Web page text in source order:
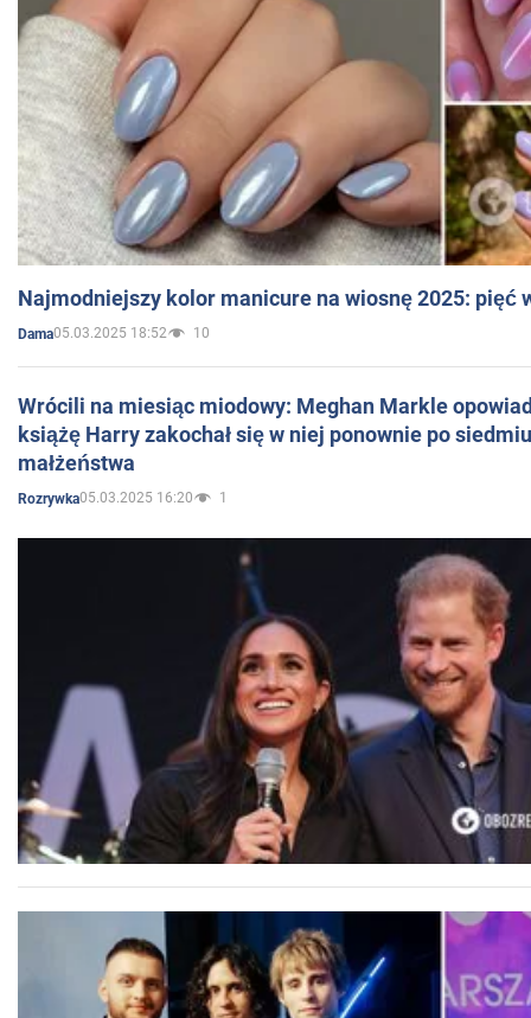
Najmodniejszy kolor manicure na wiosnę 2025: pięć
Dama05.03.2025 18:52 10
Wrócili na miesiąc miodowy: Meghan Markle
książę Harry zakochał się w niej ponownie po
małżeństwa
Rozrywka05.03.2025 16:20 1